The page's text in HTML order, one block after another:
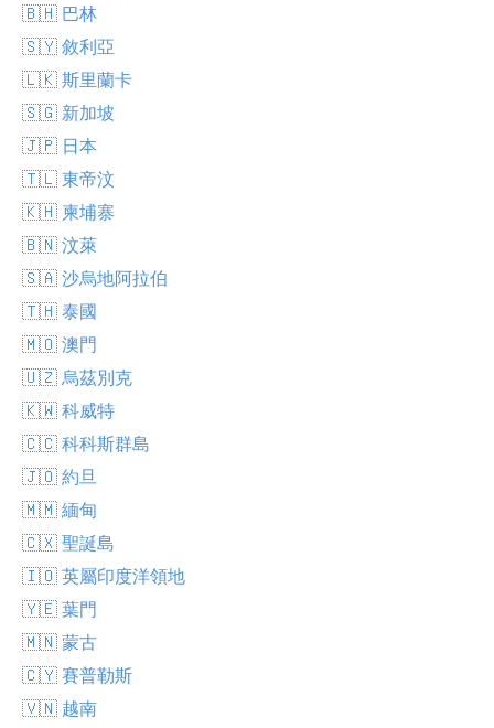
🇧🇭 巴林
🇸🇾 敘利亞
🇱🇰 斯里蘭卡
🇸🇬 新加坡
🇯🇵 日本
🇹🇱 東帝汶
🇰🇭 柬埔寨
🇧🇳 汶萊
🇸🇦 沙烏地阿拉伯
🇹🇭 泰國
🇲🇴 澳門
🇺🇿 烏茲別克
🇰🇼 科威特
🇨🇨 科科斯群島
🇯🇴 約旦
🇲🇲 緬甸
🇨🇽 聖誕島
🇮🇴 英屬印度洋領地
🇾🇪 葉門
🇲🇳 蒙古
🇨🇾 賽普勒斯
🇻🇳 越南